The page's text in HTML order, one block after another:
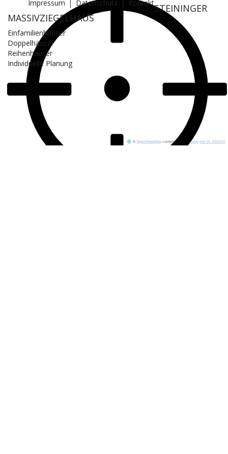
©OpenStreetMap contributors. Lösung von Dr. DSGVO
Impressum Datenschutz KontaktSTEININGER
MASSIVZIEGELHAUS
Einfamilienhäuser
Doppelhäuser
Reihenhäuser
Individuelle Planung